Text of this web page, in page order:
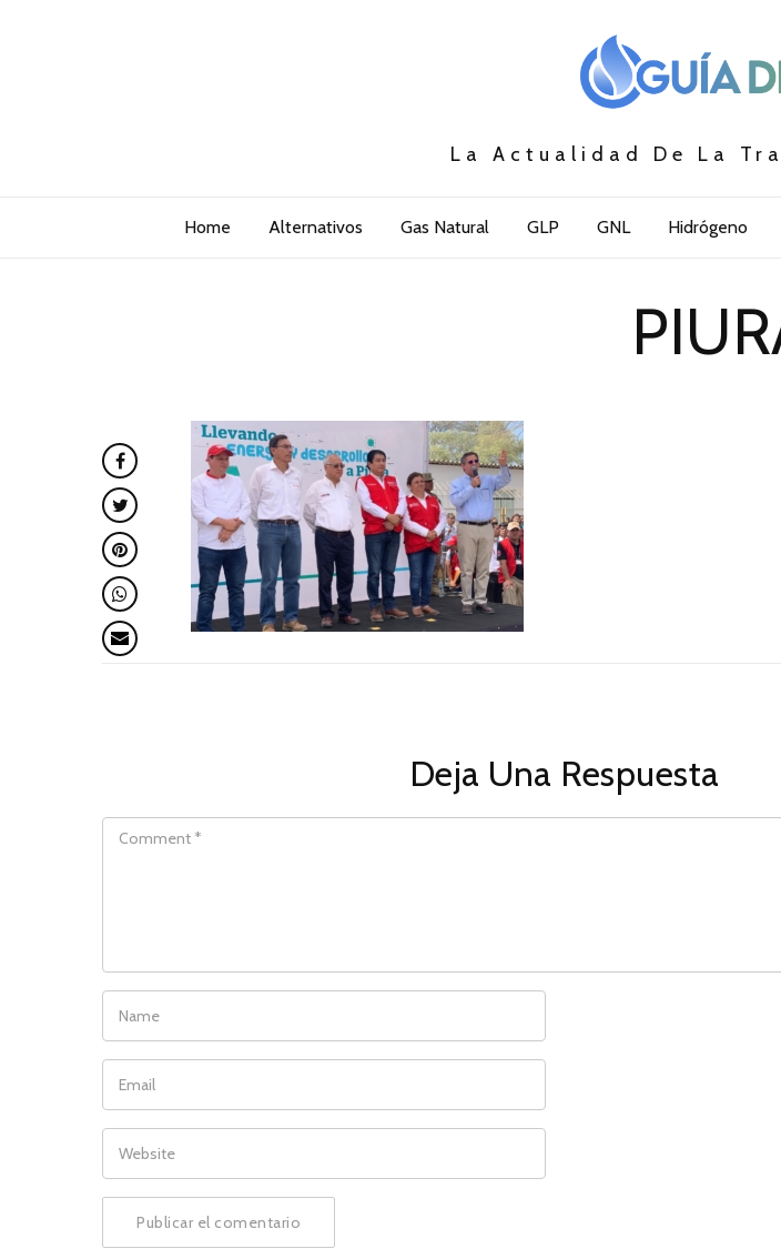
La Actualidad De La
Home Alternativos Gas Natural GLP GNL Hidrógeno
Deja Una Respuesta